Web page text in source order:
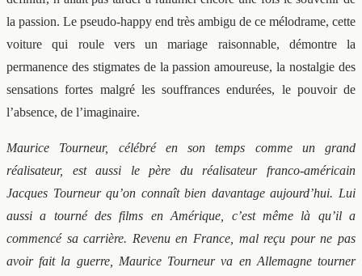
la passion. Le pseudo-happy end très ambigu de ce mélodrame, cette
voiture qui roule vers un mariage raisonnable, démontre la
permanence des stigmates de la passion amoureuse, la nostalgie des
sensations fortes malgré les souffrances endurées, le pouvoir de
l’absence, de l’imaginaire.
Maurice Tourneur, célébré en son temps comme un grand
réalisateur, est aussi le père du réalisateur franco-américain
Jacques Tourneur qu’on connaît bien davantage aujourd’hui. Lui
aussi a tourné des films en Amérique, c’est même là qu’il a
commencé sa carrière. Revenu en France, mal reçu pour ne pas
avoir fait la guerre, Maurice Tourneur va en Allemagne tourner